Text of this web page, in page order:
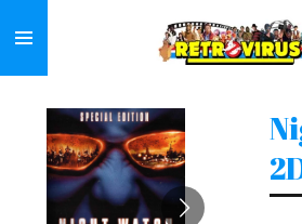
direct
naar
hoofdinhoud